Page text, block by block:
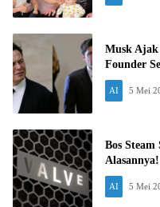
Musk Ajak
Founder
AI 5 Mei
Bos
Alasannya!
AI 5 Mei